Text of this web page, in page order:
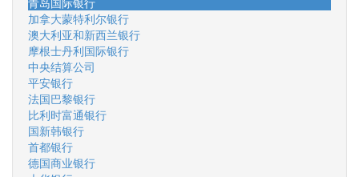
加拿大蒙特利尔银行
澳大利亚和新西兰银行
摩根士丹利国际银行
中央结算公司
平安银行
法国巴黎银行
比利时富通银行
国新韩银行
首都银行
德国商业银行